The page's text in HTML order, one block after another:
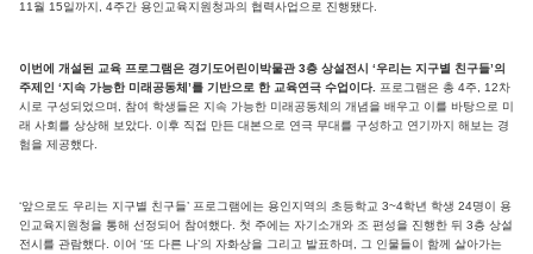
11월 15일까지, 4주간 용인교육지원청과의 협력사업으로 진행됐다.
이번에 개설된 교육 프로그램은 경기도어린이박물관 3층 상설전시 ‘우리는 지구별 친구들’의
주제인 ‘지속 가능한 미래공동체’를 기반으로 한 교육연극 수업이다. 프로그램은 총 4주, 12차
시로 구성되었으며, 참여 학생들은 지속 가능한 미래공동체의 개념을 배우고 이를 바탕으로 미
래 사회를 상상해 보았다. 이후 직접 만든 대본으로 연극 무대를 구성하고 연기까지 해보는 경
험을 제공했다.
‘앞으로도 우리는 지구별 친구들’ 프로그램에는 용인지역의 초등학교 3~4학년 학생 24명이 용
인교육지원청을 통해 선정되어 참여했다. 첫 주에는 자기소개와 조 편성을 진행한 뒤 3층 상설
전시를 관람했다. 이어 ‘또 다른 나’의 자화상을 그리고 발표하며, 그 인물들이 함께 살아가는